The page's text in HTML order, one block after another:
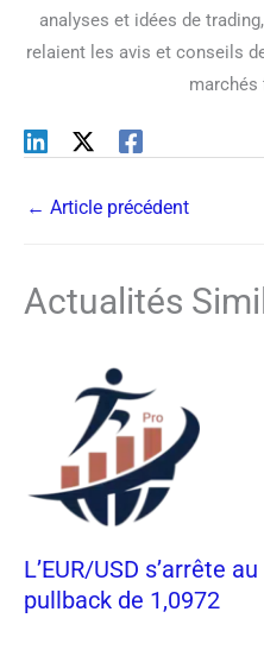
analyses et idées de
relaient les avis et conseils
marchés
← Article précédent
Actualités
L’EUR/USD s’arrête
pullback de 1,0972